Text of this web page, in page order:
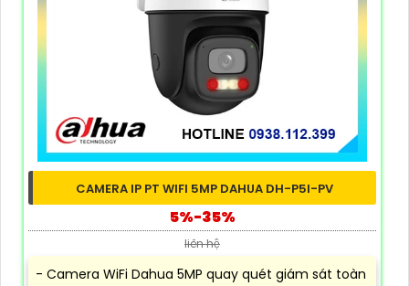
CAMERA IP PT WIFI 5MP DAHUA DH-P5I-PV
5%-35%
liên hệ
- Camera WiFi Dahua 5MP quay quét giám sát toàn